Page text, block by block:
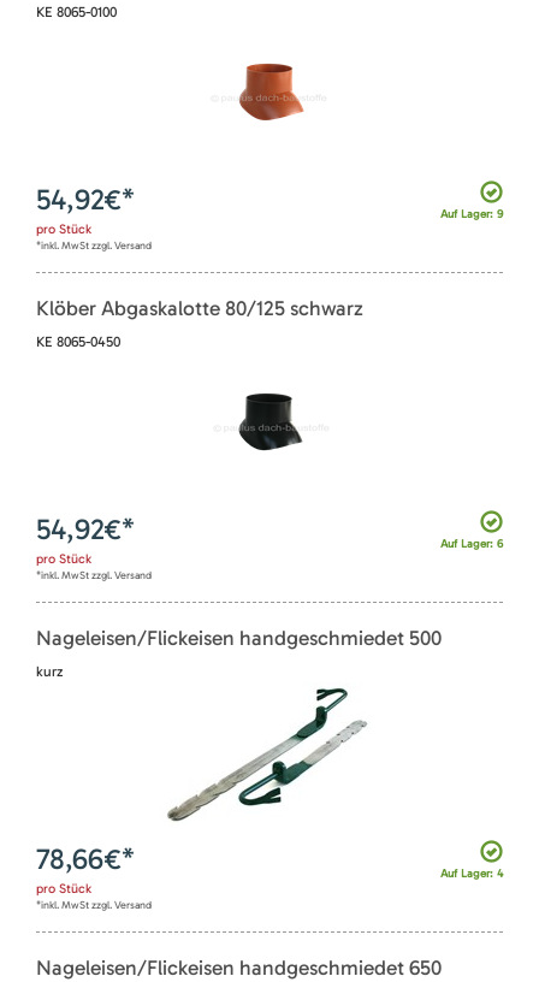
KE 8065-0100
Auf Lager: 9
54,92€*
pro Stück
*inkl. MwSt zzgl. Versand
Klöber Abgaskalotte 80/125 schwarz
KE 8065-0450
Auf Lager: 6
54,92€*
pro Stück
*inkl. MwSt zzgl. Versand
Nageleisen/Flickeisen handgeschmiedet 500
kurz
Auf Lager: 4
78,66€*
pro Stück
*inkl. MwSt zzgl. Versand
Nageleisen/Flickeisen handgeschmiedet 650